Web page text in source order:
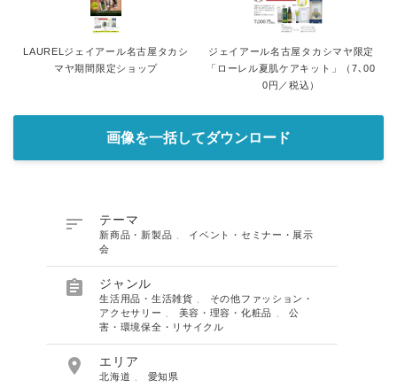
LAURELジェイアール名古屋タカシ
マヤ期間限定ショップ
ジェイアール名古屋タカシマヤ限定
「ローレル夏肌ケアキット」（7､00
0円／税込）
画像を一括してダウンロード
 テーマ
新商品・新製品
イベント・セミナー・展示
会
 ジャンル
生活用品・生活雑貨
その他ファッション・
アクセサリー
美容・理容・化粧品 、公
害・環境保全・リサイクル
 エリア
北海道 愛知県